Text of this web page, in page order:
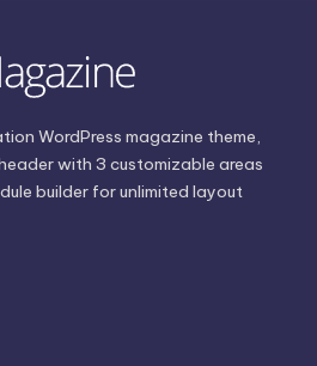
WordPress magazine theme,
with 3 customizable areas
builder for unlimited layout